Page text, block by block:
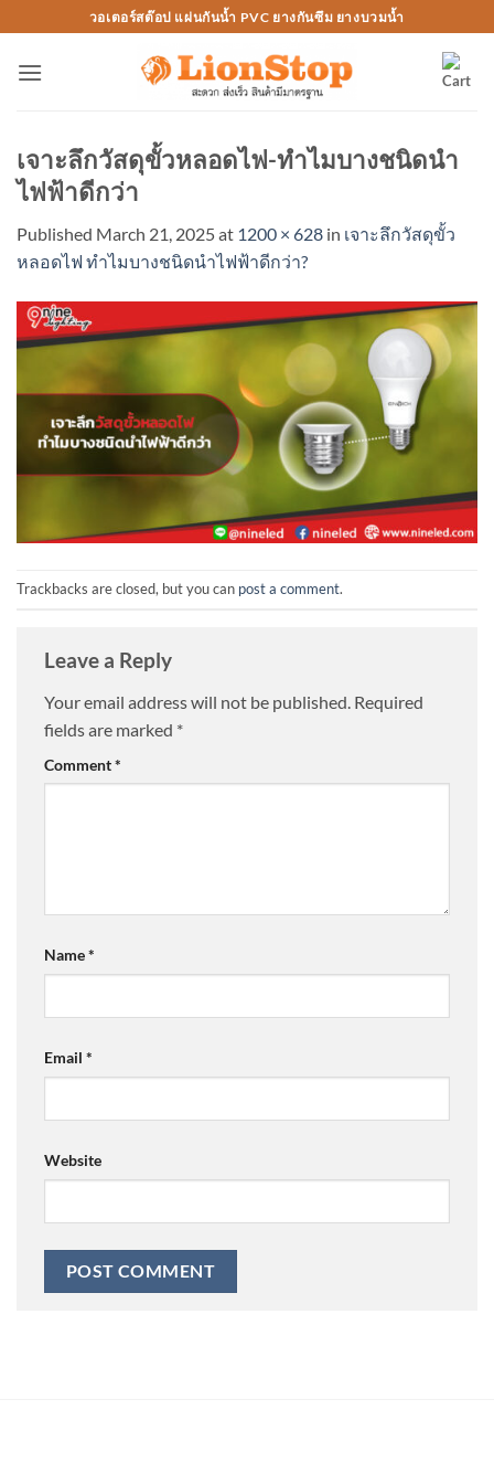
to
content
วอเตอร์สต๊อป แผ่นกันน้ำ PVC ยางกันซึม ยางบวมน้ำ
เจาะลึกวัสดุขั้วหลอดไฟ-ทำไมบางชนิดนำ
ไฟฟ้าดีกว่า
Published March 21, 2025at 1200 × 628 in เจาะลึกวัสดุขั้ว
หลอดไฟ ทำไมบางชนิดนำไฟฟ้าดีกว่า?
Trackbacks are closed, but you can post a comment.
Leave a Reply
Your email address will not be published. Required
fields are marked *
Comment*
Name*
Email *
Website